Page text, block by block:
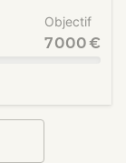
Objectif
7 000 €